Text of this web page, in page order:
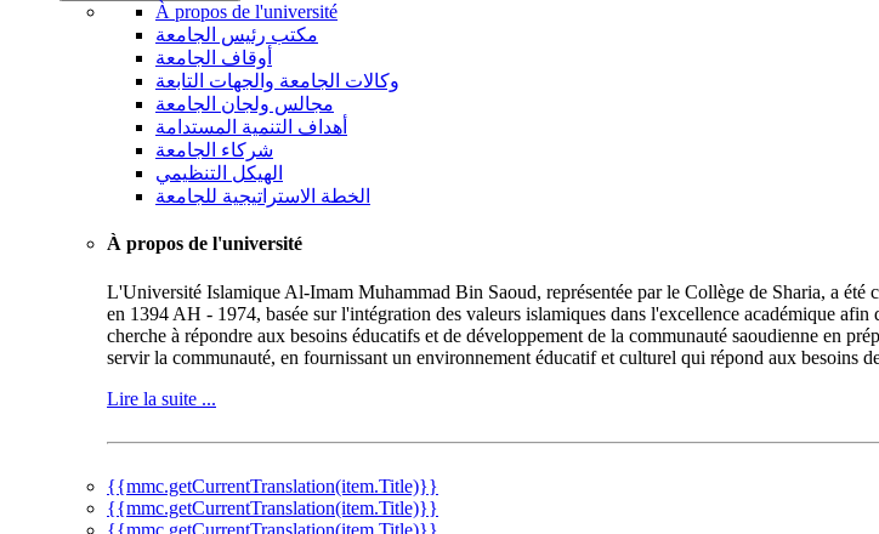
À propos de l'université
مكتب رئيس الجامعة
أوقاف الجامعة
وكالات الجامعة والجهات التابعة
مجالس ولجان الجامعة
أهداف التنمية المستدامة
شركاء الجامعة
الهيكل التنظيمي
الخطة الاستراتيجية للجامعة
À propos de l'université
L'Université Islamique Al-Imam Muhammad Bin Saoud, représentée par le Collège de Sharia, a
en 1394 AH - 1974, basée sur l'intégration des valeurs islamiques dans l'excellence académique
cherche à répondre aux besoins éducatifs et de développement de la communauté saoudienne en
servir la communauté, en fournissant un environnement éducatif et culturel qui répond aux besoins
Lire la suite ...
{{mmc.getCurrentTranslation(item.Title)}}
{{mmc.getCurrentTranslation(item.Title)}}
{{mmc.getCurrentTranslation(item.Title)}}